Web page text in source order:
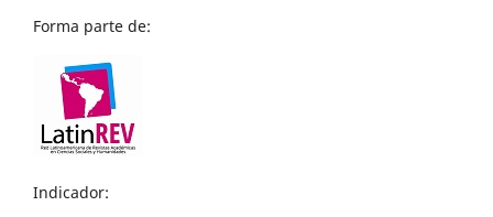
Forma parte de:
Indicador: